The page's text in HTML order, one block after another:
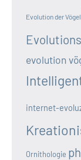
Evolution der Vögel
evolution
internet-
Ornithologie